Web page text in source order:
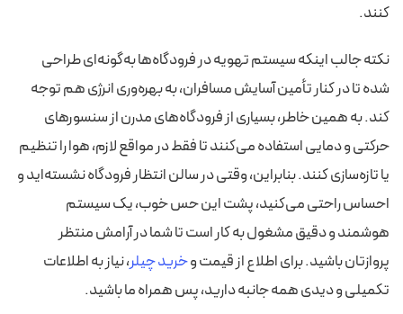
کنند.
نکته جالب اینکه سیستم تهویه در فرودگاه‌ها به‌گونه‌ای طراحی
شده تا در کنار تأمین آسایش مسافران، به بهره‌وری انرژی هم توجه
کند. به همین خاطر، بسیاری از فرودگاه‌های مدرن از سنسورهای
حرکتی و دمایی استفاده می‌کنند تا فقط در مواقع لازم، هوا را تنظیم
یا تازه‌سازی کنند. بنابراین، وقتی در سالن انتظار فرودگاه نشسته‌اید و
احساس راحتی می‌کنید، پشت این حس خوب، یک سیستم
هوشمند و دقیق مشغول به کار است تا شما در آرامش منتظر
پروازتان باشید. برای اطلاع از قیمت وخرید چیلر، نیاز به اطلاعات
تکمیلی و دیدی همه جانبه دارید، پس همراه ما باشید.